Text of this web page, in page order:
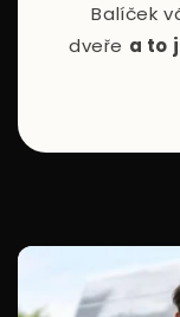
Balíček
dveře a to